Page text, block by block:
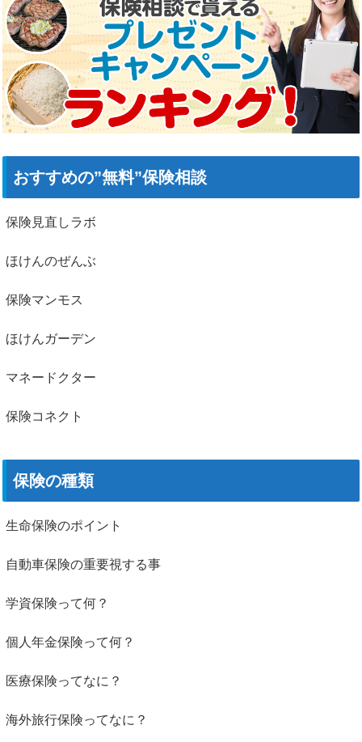
おすすめの”無料”保険相談
保険見直しラボ
ほけんのぜんぶ
保険マンモス
ほけんガーデン
マネードクター
保険コネクト
保険の種類
生命保険のポイント
自動車保険の重要視する事
学資保険って何？
個人年金保険って何？
医療保険ってなに？
海外旅行保険ってなに？